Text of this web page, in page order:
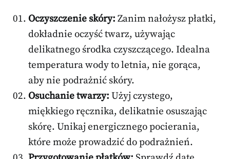
Oczyszczenie skóry: Zanim nałożysz płatki,
dokładnie oczyść twarz, używając
delikatnego środka czyszczącego. Idealna
temperatura wody to letnia, nie gorąca,
aby nie podrażnić skóry.
Osuchanie twarzy: Użyj czystego,
miękkiego ręcznika, delikatnie osuszając
skórę. Unikaj energicznego pocierania,
które może prowadzić do podrażnień.